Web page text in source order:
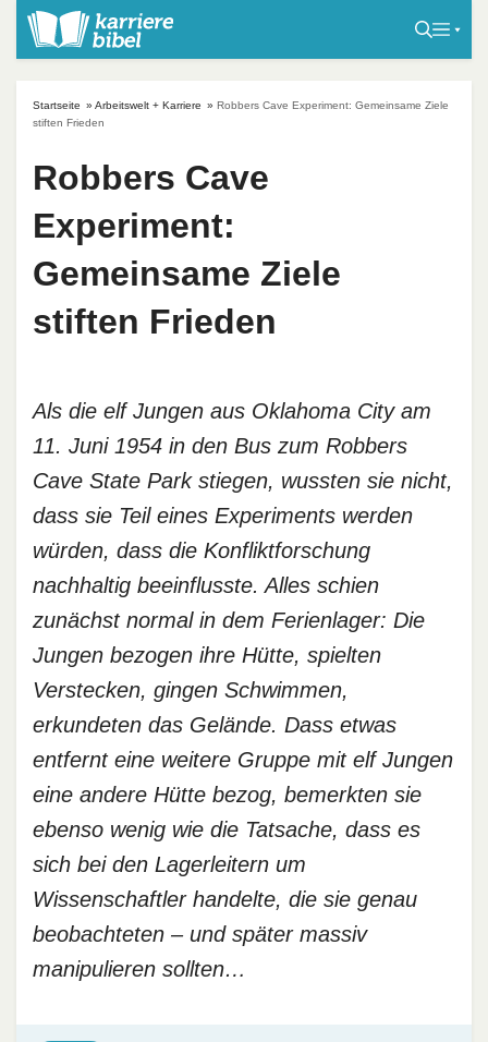
Startseite » Arbeitswelt + Karriere » Robbers Cave Experiment: Gemeinsame Ziele
stiften Frieden
Robbers Cave
Experiment:
Gemeinsame Ziele
stiften Frieden
Als die elf Jungen aus Oklahoma City am
11. Juni 1954 in den Bus zum Robbers
Cave State Park stiegen, wussten sie nicht,
dass sie Teil eines Experiments werden
würden, dass die Konfliktforschung
nachhaltig beeinflusste. Alles schien
zunächst normal in dem Ferienlager: Die
Jungen bezogen ihre Hütte, spielten
Verstecken, gingen Schwimmen,
erkundeten das Gelände. Dass etwas
entfernt eine weitere Gruppe mit elf Jungen
eine andere Hütte bezog, bemerkten sie
ebenso wenig wie die Tatsache, dass es
sich bei den Lagerleitern um
Wissenschaftler handelte, die sie genau
beobachteten – und später massiv
manipulieren sollten…